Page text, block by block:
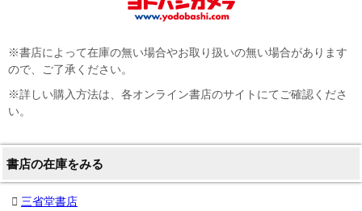
※書店によって在庫の無い場合やお取り扱いの無い場合があります
ので、ご了承ください。
※詳しい購入方法は、各オンライン書店のサイトにてご確認くださ
い。
書店の在庫をみる
三省堂書店